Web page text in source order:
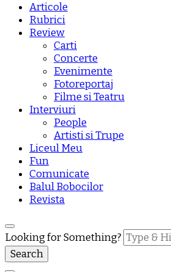
Articole
Rubrici
Review
Carti
Concerte
Evenimente
Fotoreportaj
Filme si Teatru
Interviuri
People
Artisti si Trupe
Liceul Meu
Fun
Comunicate
Balul Bobocilor
Revista
Looking for Something?